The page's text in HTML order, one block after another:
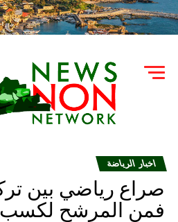
اخبار الرياضة
صراع رياضي بين
فمن المرشح لكسب